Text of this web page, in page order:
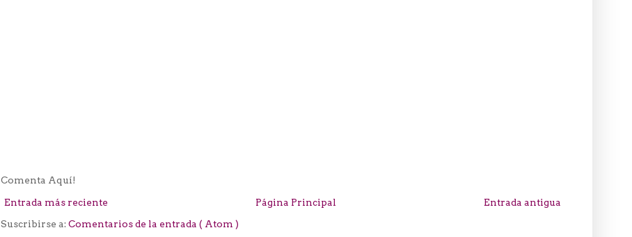
Comenta Aquí!
Entrada más reciente
Entrada antigua
Página Principal
Suscribirse a:Comentarios de la entrada ( Atom )